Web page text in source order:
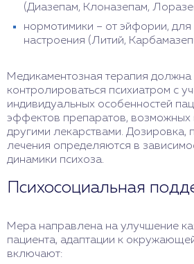
(Диазепам, Клоназепам,
нормотимики – от эйфории, для
настроения (Литий,
Медикаментозная терапия должна
контролироваться психиатром с
индивидуальных особенностей
эффектов препаратов, возможных
другими лекарствами. Дозировка,
лечения определяются в
динамики психоза.
Психосоциальная
Мера направлена на улучшение
пациента, адаптации к
включают: